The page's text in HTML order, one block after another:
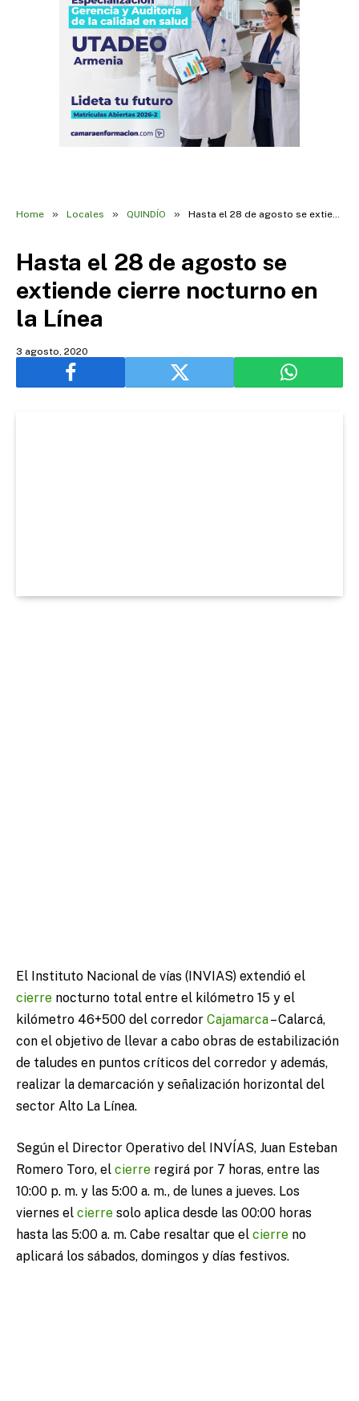
Home » Locales » QUINDÍO » Hasta el 28 de agosto se extiende cierre nocturno en la Línea
Hasta el 28 de agosto se
extiende cierre nocturno en
la Línea
3 agosto, 2020
El Instituto Nacional de vías (INVIAS) extendió el
cierre nocturno total entre el kilómetro 15 y el
kilómetro 46+500 del corredor Cajamarca– Calarcá,
con el objetivo de llevar a cabo obras de estabilización
de taludes en puntos críticos del corredor y además,
realizar la demarcación y señalización horizontal del
sector Alto La Línea.
Según el Director Operativo del INVÍAS, Juan Esteban
Romero Toro, el cierre regirá por 7 horas, entre las
10:00 p. m. y las 5:00 a. m., de lunes a jueves. Los
viernes el cierre solo aplica desde las 00:00 horas
hasta las 5:00 a. m. Cabe resaltar que el cierre no
aplicará los sábados, domingos y días festivos.